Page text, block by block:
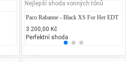
Jean Paul Gaultier - Classique
2.300,00 Kč
50% běžných vonných tónů
Nejlepší shoda vonných tónů
Paco Rabanne - Black XS For Her EDT
3.200,00 Kč
Perfektní shoda